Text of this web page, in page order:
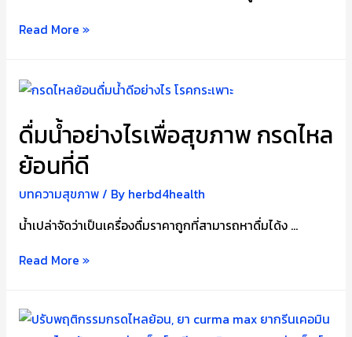
สาเหตุ
อาหาร
และ
ลำไส้
สู่
Read More »
ดื่มน้ำอย่างไรเพื่อสุขภาพ กรดไหล
ย้อนที่ดี
บทความสุขภาพ/ By herbd4health
น้ำเปล่าจัดว่าเป็นเครื่องดื่มราคาถูกที่สามารถหาดื่มได้ง …
ดื่ม
เพื่อ
Read More »